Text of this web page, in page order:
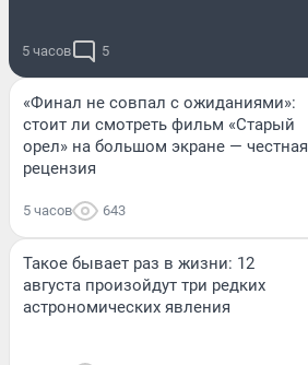
5 часов 5
«Финал не совпал с ожиданиями»:
стоит ли смотреть фильм «Старый
орел» на большом экране — честная
рецензия
5 часов 643
Такое бывает раз в жизни: 12
августа произойдут три редких
астрономических явления